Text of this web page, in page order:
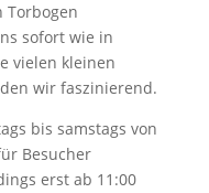
Torbogen
sofort wie in
vielen kleinen
wir faszinierend.
bis samstags von
Besucher
erst ab 11:00